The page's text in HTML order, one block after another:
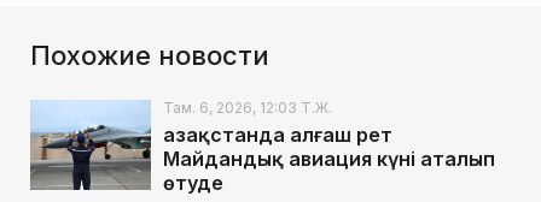
Похожие новости
Там. 6, 2026, 12:03 Т.Ж.
Қазақстанда алғаш рет
Майдандық авиация күні аталып
өтуде